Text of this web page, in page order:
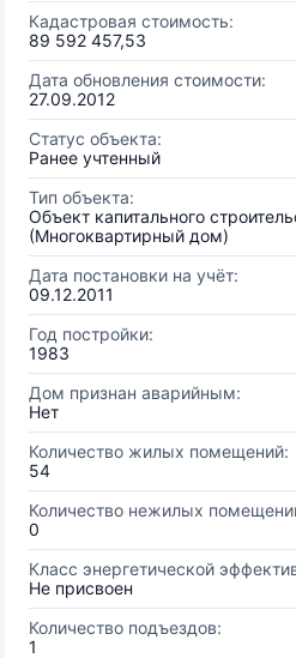
Кадастровая стоимость:
89 592 457,53
Дата обновления стоимости:
27.09.2012
Статус объекта:
Ранее учтенный
Тип объекта:
Объект капитального
(Многоквартирный дом)
Дата постановки на учёт:
09.12.2011
Год постройки:
1983
Дом признан аварийным:
Нет
Количество жилых помещений:
54
Количество нежилых
0
Класс энергетической
Не присвоен
Количество подъездов:
1